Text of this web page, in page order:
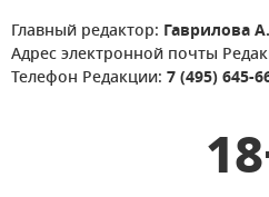
Главный редактор: Гаврилова
Адрес электронной почты
Телефон Редакции: 7 (495) 645-